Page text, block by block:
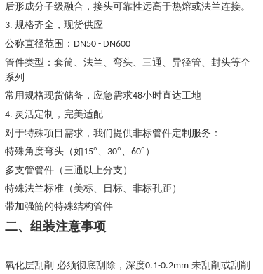
后形成分子级融合，接头可靠性远高于热熔或法兰连接。
3.规格齐全，现货供应
公称直径范围： DN50 - DN600
管件类型：套筒、法兰、弯头、三通、异径管、封头等全
系列
常用规格现货储备，应急需求48小时直达工地
4. 灵活定制，完美适配
对于特殊项目需求，我们提供非标管件定制服务：
特殊角度弯头（如15°、 30°、60°）
多支管管件（三通以上分支）
特殊法兰标准（美标、日标、非标孔距）
带加强筋的特殊结构管件
二、组装注意事项
氧化层刮削 必须彻底刮除，深度0.1-0.2mm 未刮削或刮削